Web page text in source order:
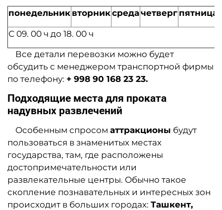
понедельник вторниксредачетверг пятница
С 09. 00 ч до 18. 00 ч
Все детали перевозки можно будет
обсудить с менеджером транспортной фирмы
по телефону: + 998 90 168 23 23.
Подходящие места для проката
надувных развлечений
Особенным спросом аттракционы будут
пользоваться в знаменитых местах
государства, там, где расположены
достопримечательности или
развлекательные центры. Обычно такое
скопление познавательных и интересных зон
происходит в больших городах: Ташкент,